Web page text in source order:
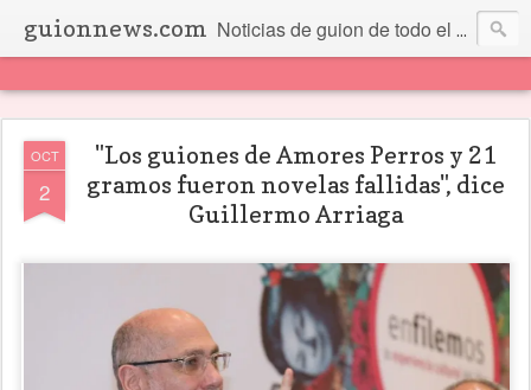
guionnews.com Noticias de guion de todo el mundo... Y más.
OCT
2
"Los guiones de Amores Perros y 21
gramos fueron novelas fallidas", dice
Guillermo Arriaga